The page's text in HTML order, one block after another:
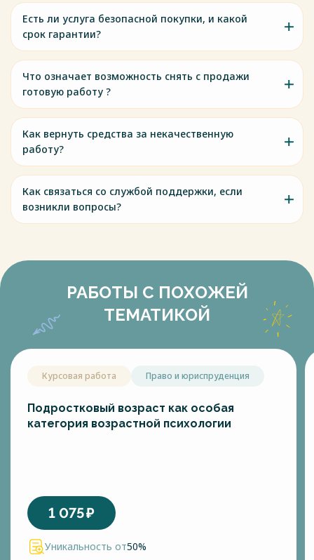
Есть ли услуга безопасной покупки, и какой
срок гарантии?
Что означает возможность снять с продажи
готовую работу ?
Как вернуть средства за некачественную
работу?
Как связаться со службой поддержки, если
возникли вопросы?
РАБОТЫ С ПОХОЖЕЙ
ТЕМАТИКОЙ
Курсовая работа Право и юриспруденция
Подростковый возраст как особая
категория возрастной психологии
1 075₽
Уникальность от50%